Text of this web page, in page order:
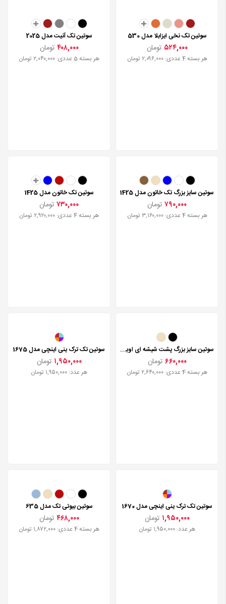
سوتین تک نخی ایزابلا مدل 530
۵۲۴,۰۰۰ تومان
هر بسته 4 عددی: ۲,۰۹۶,۰۰۰ تومان
سوتین سایز بزرگ تک خاتون مدل 1425
۷۹۰,۰۰۰ تومان
هر بسته 4 عددی: ۳,۱۶۰,۰۰۰ تومان
سوتین تک خاتون مدل 1425
۷۳۰,۰۰۰ تومان
هر بسته 4 عددی: ۲,۹۲۰,۰۰۰ تومان
سوتین سایز بزرگ پشت شیشه ای اوینا 315+
۶۶۰,۰۰۰ تومان
هر بسته 4 عددی: ۲,۶۴۰,۰۰۰ تومان
سوتین تک ترک ینی اینچی مدل 1675
۱,۹۵۰,۰۰۰ تومان
هر عدد: ۱,۹۵۰,۰۰۰ تومان
سوتین تک ترک ینی اینچی مدل 1670
۱,۹۵۰,۰۰۰ تومان
هر عدد: ۱,۹۵۰,۰۰۰ تومان
سوتین بیوتی تک مدل 635
۴۶۸,۰۰۰ تومان
هر بسته 4 عددی: ۱,۸۷۲,۰۰۰ تومان